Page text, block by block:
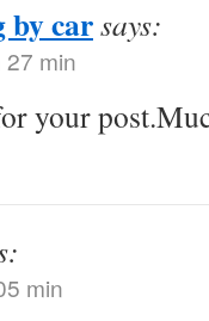
by carsays:
min
your
min